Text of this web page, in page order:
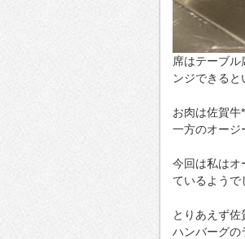
席はテーブ
ンジできると
お肉は佐賀牛
一方のオージ
今回は私はオ
ているようで
とりあえず佐
ハンバーグの